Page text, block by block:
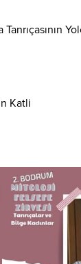
Katli